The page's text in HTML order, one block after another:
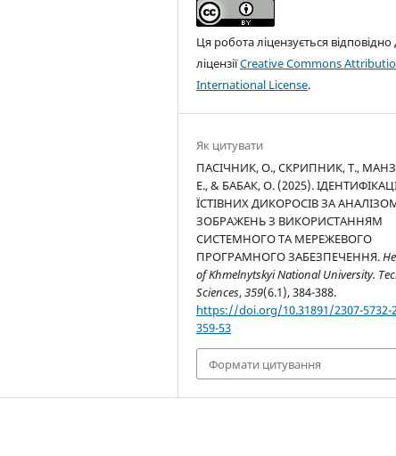
Ця робота ліцензується відповідно
ліцензіїCreative Commons
International License.
Як цитувати
ПАСІЧНИК, О., СКРИПНИК, Т.,
Е., & БАБАК, О. (2025).
ЇСТІВНИХ ДИКОРОСІВ ЗА
ЗОБРАЖЕНЬ З ВИКОРИСТАННЯМ
СИСТЕМНОГО ТА МЕРЕЖЕВОГО
ПРОГРАМНОГО ЗАБЕЗПЕЧЕННЯ.
of Khmelnytskyi National University.
Sciences,359(6.1), 384-388.
https://doi.org/10.31891/2307-5732-
359-53
Формати цитування